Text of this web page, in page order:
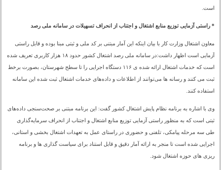
است.
* راستی آزمایی توزیع منابع اشتغال و اجتناب از انحراف تسهیلات در سامانه ملی رصد
معاون اشتغال وزارت کار با بیان اینکه این آمار مبتنی بر کد ملی و ثبتی مبنا بوده و قابل راستی
آزمایی است اظهار داشت:در سامانه ملی رصد اشتغال کشور حدود ۱۸ هزار کاربری تعریف شده
است که خدمات اشتغال ارائه شده ی ۱۱۶ دستگاه اجرایی را تا سطح شهرستان، بصورت برخط
ثبت می کنند و رسانه ها می‌توانند از اطلاعات و داده‌های خدمات اشتغال ثبت شده این سامانه
استفاده کنند.
وی با اشاره به برنامه نظام پایش اشتغال کشور گفت: این برنامه مبتنی بر صحت‌سنجی داده‌های
ثبتی است که به منظور راستی آزمایی توزیع منابع اشتغال و اجتناب از انحراف سرمایه‌گذاری
طی سه مرحله پیامکی، تلفنی و حضوری در راستای عمل به تعهدات اشتغال بخشی و استانی،
اجرایی شده است تا منجر به ارائه آمار دقیق و قابل استناد برای سیاست گذاری ها و برنامه
ریزی های حوزه اشتغال شود.